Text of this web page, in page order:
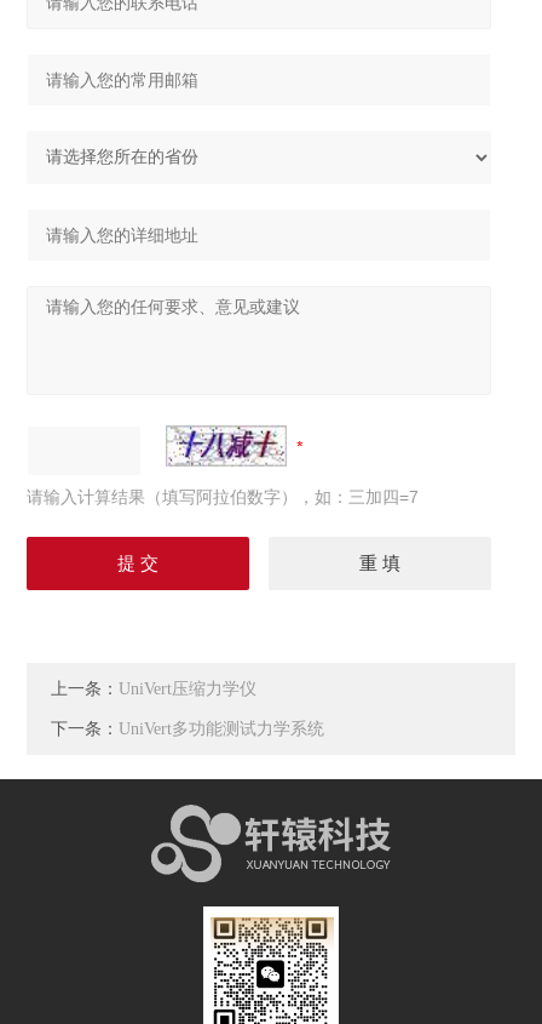
请输入计算结果（填写阿拉伯数字），如：三加四=7
上一条：UniVert压缩力学仪
下一条：UniVert多功能测试力学系统